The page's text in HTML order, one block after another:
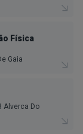
Física
Gaia
Alverca Do